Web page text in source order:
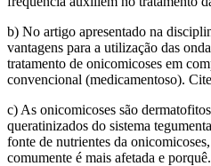
b) No artigo apresentado na
vantagens para a utilização das
tratamento de onicomicoses em
convencional (medicamentoso).
c) As onicomicoses são
queratinizados do sistema
fonte de nutrientes da
comumente é mais afetada e porquê.